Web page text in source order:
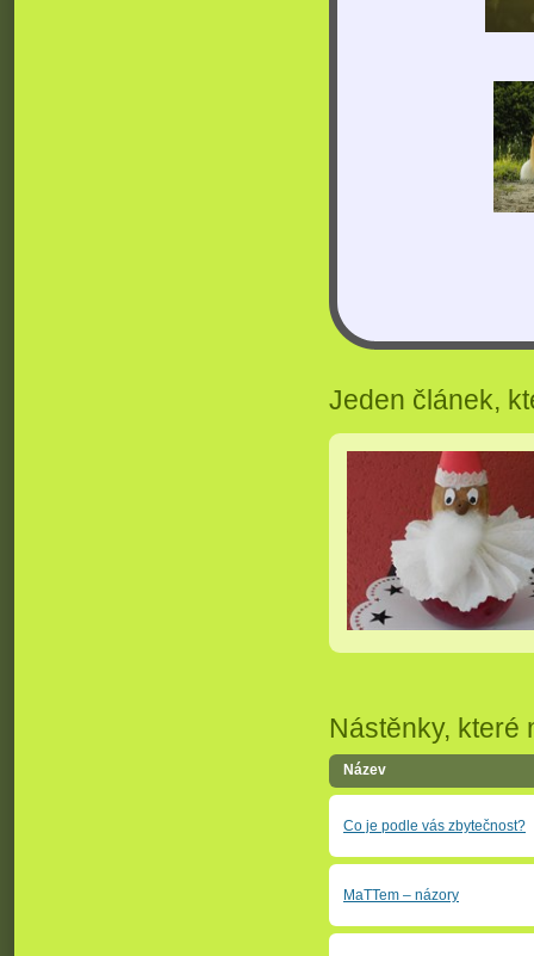
Jeden článek,
Nástěnky, které
Název
Co je podle vás zbytečnost?
MaTTem – názory